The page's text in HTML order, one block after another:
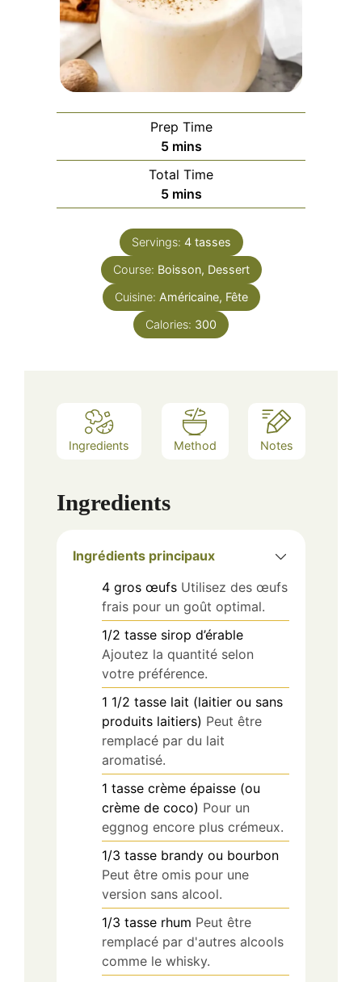
Prep Time
5minutes
mins
Total Time
5minutes
mins
Servings: 4 tasses
Course: Boisson, Dessert
Cuisine: Américaine, Fête
Calories: 300
Ingredients Method Notes
Ingredients
Ingrédients principaux
4 gros œufs Utilisez des œufs
frais pour un goût optimal.
1/2 tasse sirop d’érable
Ajoutez la quantité selon
votre préférence.
1 1/2 tasse lait (laitier ou sans
produits laitiers) Peut être
remplacé par du lait
aromatisé.
1 tasse crème épaisse (ou
crème de coco) Pour un
eggnog encore plus crémeux.
1/3 tasse brandy ou bourbon
Peut être omis pour une
version sans alcool.
1/3 tasse rhum Peut être
remplacé par d'autres alcools
comme le whisky.